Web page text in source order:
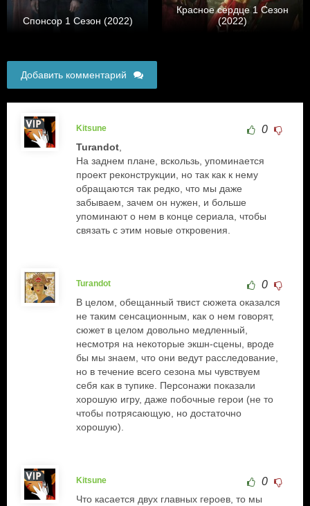
Спонсор 1 Сезон (2022)
Красное сердце 1 Сезон
(2022)
Добавить комментарий
Kitsune 0
Turandot
На заднем плане, вскользь, упоминается
проект реконструкции, но так как к нему
обращаются так редко, что мы даже
забываем, зачем он нужен, и больше
упоминают о нем в конце сериала, чтобы
связать с этим новые откровения.
Turandot 0
В целом, обещанный твист сюжета оказался
не таким сенсационным, как о нем говорят,
сюжет в целом довольно медленный,
несмотря на некоторые экшн-сцены, вроде
бы мы знаем, что они ведут расследование,
но в течение всего сезона мы чувствуем
себя как в тупике. Персонажи показали
хорошую игру, даже побочные герои (не то
чтобы потрясающую, но достаточно
хорошую).
Kitsune 0
Что касается двух главных героев, то мы